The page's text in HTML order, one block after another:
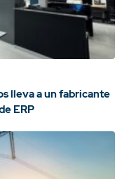
lleva a un fabricante
ERP